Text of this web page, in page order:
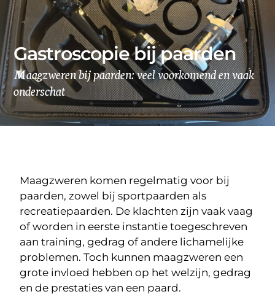
Gastroscopie bij paarden
Maagzweren bij paarden: veel voorkomend en vaak
onderschat
Maagzweren komen regelmatig voor bij
paarden, zowel bij sportpaarden als
recreatiepaarden. De klachten zijn vaak vaag
of worden in eerste instantie toegeschreven
aan training, gedrag of andere lichamelijke
problemen. Toch kunnen maagzweren een
grote invloed hebben op het welzijn, gedrag
en de prestaties van een paard.